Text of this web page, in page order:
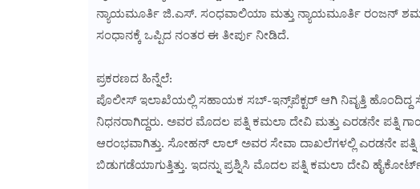
ನ್ಯಾಯಮೂರ್ತಿ ಜಿ.ಎಸ್. ಸಂಧವಾಲಿಯಾ ಮತ್ತು ನ್ಯಾಯಮೂರ್ತಿ ರಂಜನ್
ಸಂಧಾನಕ್ಕೆ ಒಪ್ಪಿದ ನಂತರ ಈ ತೀರ್ಪು ನೀಡಿದೆ.
ಪ್ರಕರಣದ ಹಿನ್ನೆಲೆ:
ಪೊಲೀಸ್ ಇಲಾಖೆಯಲ್ಲಿ ಸಹಾಯಕ ಸಬ್-ಇನ್ಸ್‌ಪೆಕ್ಟರ್ ಆಗಿ ನಿವೃತ್ತಿ
ನಿಧನರಾಗಿದ್ದರು. ಅವರ ಮೊದಲ ಪತ್ನಿ ಕಮಲಾ ದೇವಿ ಮತ್ತು ಎರಡನೇ ಪತ್ನಿ
ಆರಂಭವಾಗಿತ್ತು. ಸೋಹನ್ ಲಾಲ್ ಅವರ ಸೇವಾ ದಾಖಲೆಗಳಲ್ಲಿ ಎರಡನೇ
ಬಿಡುಗಡೆಯಾಗುತ್ತಿತ್ತು. ಇದನ್ನು ಪ್ರಶ್ನಿಸಿ ಮೊದಲ ಪತ್ನಿ ಕಮಲಾ ದೇವಿ